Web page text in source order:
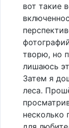
вот такие
творю, но
лишаюсь
Затем я
леса.
несколько